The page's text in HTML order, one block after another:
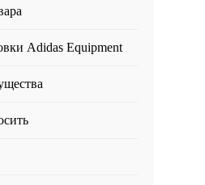
Adidas Equipment